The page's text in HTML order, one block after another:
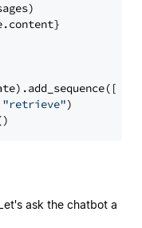
"retrieve")
ask the chatbot a